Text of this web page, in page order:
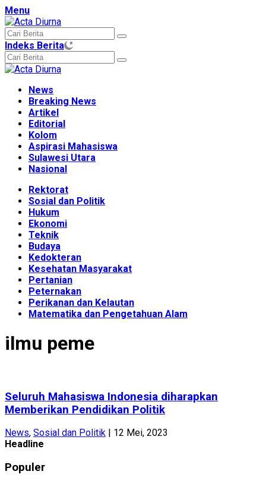
Langsung
ke
konten
Menu
Indeks Berita
News
Breaking News
Artikel
Editorial
Kolom
Aspirasi Mahasiswa
Sulawesi Utara
Nasional
Rektorat
Sosial dan Politik
Hukum
Ekonomi
Teknik
Budaya
Kedokteran
Kesehatan Masyarakat
Pertanian
Peternakan
Perikanan dan Kelautan
Matematika dan Pengetahuan Alam
ilmu peme
Seluruh Mahasiswa Indonesia diharapkan
Memberikan Pendidikan Politik
News, Sosial dan Politik
12 Mei, 2023
Headline
Populer